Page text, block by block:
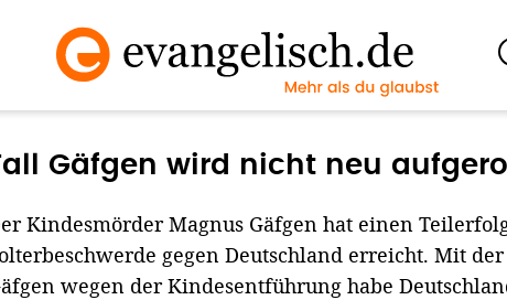
Gäfgen wird nicht neu
Kindesmörder Magnus Gäfgen hat einen
gegen Deutschland erreicht. Mit
wegen der Kindesentführung habe